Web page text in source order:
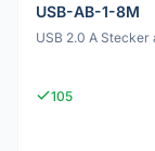
USB-AB-1-8M
USB 2.0 A Stecker
105